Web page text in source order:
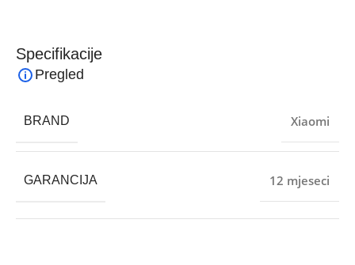
Specifikacije
Pregled
BRAND Xiaomi
GARANCIJA 12 mjeseci